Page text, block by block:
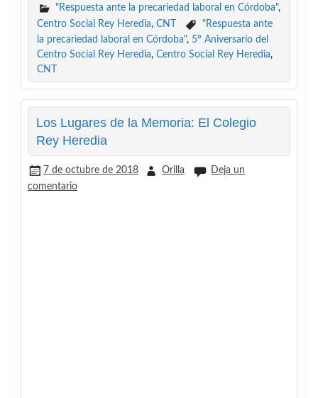
"Respuesta ante la precariedad laboral en Córdoba",
Centro Social Rey Heredia, CNT
"Respuesta ante
la precariedad laboral en Córdoba", 5º Aniversario del
Centro Social Rey Heredia, Centro Social Rey Heredia,
CNT
Los Lugares de la Memoria: El Colegio
Rey Heredia
7 de octubre de 2018 Orilla
Deja un
comentario